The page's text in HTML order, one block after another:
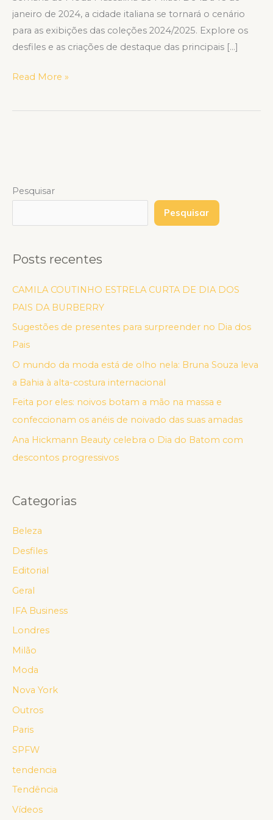
janeiro de 2024, a cidade italiana se tornará o cenário
para as exibições das coleções 2024/2025. Explore os
desfiles e as criações de destaque das principais […]
Read More »
Pesquisar
Pesquisar
Posts recentes
CAMILA COUTINHO ESTRELA CURTA DE DIA DOS
PAIS DA BURBERRY
Sugestões de presentes para surpreender no Dia dos
Pais
O mundo da moda está de olho nela: Bruna Souza leva
a Bahia à alta-costura internacional
Feita por eles: noivos botam a mão na massa e
confeccionam os anéis de noivado das suas amadas
Ana Hickmann Beauty celebra o Dia do Batom com
descontos progressivos
Categorias
Beleza
Desfiles
Editorial
Geral
IFA Business
Londres
Milão
Moda
Nova York
Outros
Paris
SPFW
tendencia
Tendência
Vídeos